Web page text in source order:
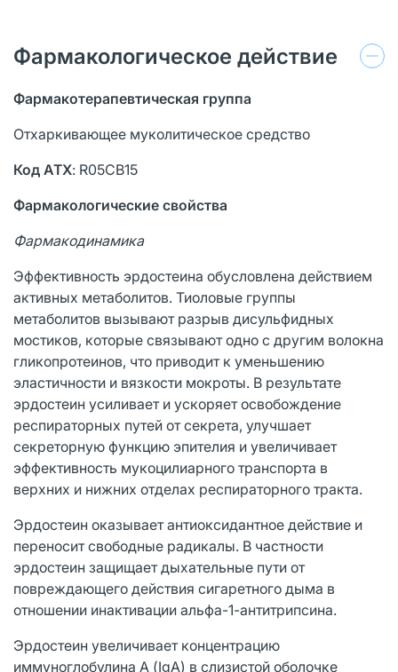
Фармакологическое действие
Фармакотерапевтическая группа
Отхаркивающее муколитическое средство
Код АТХ: R05CB15
Фармакологические свойства
Фармакодинамика
Эффективность эрдостеина обусловлена действием
активных метаболитов. Тиоловые группы
метаболитов вызывают разрыв дисульфидных
мостиков, которые связывают одно с другим волокна
гликопротеинов, что приводит к уменьшению
эластичности и вязкости мокроты. В результате
эрдостеин усиливает и ускоряет освобождение
респираторных путей от секрета, улучшает
секреторную функцию эпителия и увеличивает
эффективность мукоцилиарного транспорта в
верхних и нижних отделах респираторного тракта.
Эрдостеин оказывает антиоксидантное действие и
переносит свободные радикалы. В частности
эрдостеин защищает дыхательные пути от
повреждающего действия сигаретного дыма в
отношении инактивации альфа-1-антитрипсина.
Эрдостеин увеличивает концентрацию
иммуноглобулина А (IgA) в слизистой оболочке